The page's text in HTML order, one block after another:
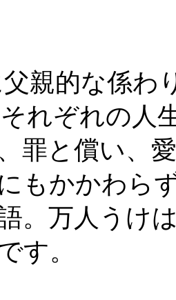
親的な係わ
れぞれの人
罪と償い、
もかかわら
。万人うけ
す。